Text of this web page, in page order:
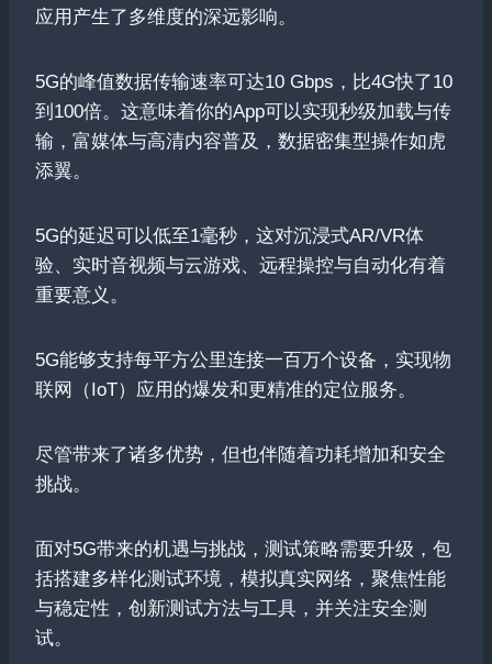
应用产生了多维度的深远影响。
5G的峰值数据传输速率可达10 Gbps，比4G快了10
到100倍。这意味着你的App可以实现秒级加载与传
输，富媒体与高清内容普及，数据密集型操作如虎
添翼。
5G的延迟可以低至1毫秒，这对沉浸式AR/VR体
验、实时音视频与云游戏、远程操控与自动化有着
重要意义。
5G能够支持每平方公里连接一百万个设备，实现物
联网（IoT）应用的爆发和更精准的定位服务。
尽管带来了诸多优势，但也伴随着功耗增加和安全
挑战。
面对5G带来的机遇与挑战，测试策略需要升级，包
括搭建多样化测试环境，模拟真实网络，聚焦性能
与稳定性，创新测试方法与工具，并关注安全测
试。